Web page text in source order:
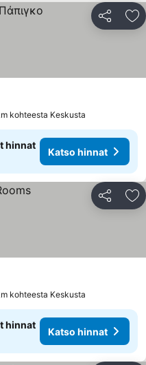
Jaa
kohteesta Keskusta
hinnat
Katso hinnat
Jaa
kohteesta Keskusta
hinnat
Katso hinnat